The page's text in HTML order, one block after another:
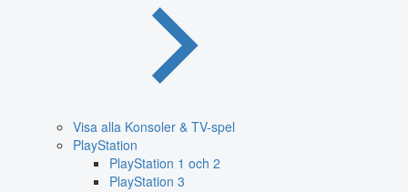
Visa alla Konsoler & TV-spel
PlayStation
PlayStation 1 och 2
PlayStation 3